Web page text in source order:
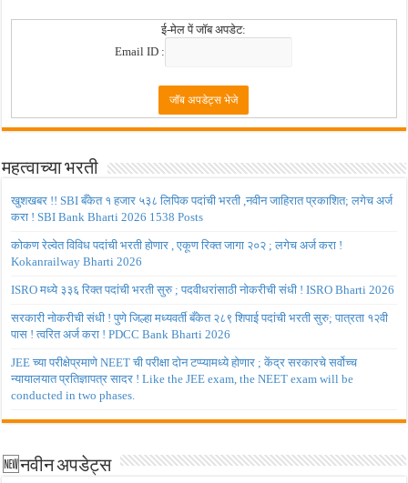
ई-मेल पें जॉब अपडेट:
Email ID :
महत्वाच्या भरती
खुशखबर !! SBI बँकेत १ हजार ५३८ लिपिक पदांची भरती ,नवीन जाहिरात प्रकाशित; लगेच अर्ज
करा ! SBI Bank Bharti 2026 1538 Posts
कोकण रेल्वेत विविध पदांची भरती होणार , एकूण रिक्त जागा २०२ ; लगेच अर्ज करा !
Kokanrailway Bharti 2026
ISRO मध्ये ३३६ रिक्त पदांची भरती सुरु ; पदवीधरांसाठी नोकरीची संधी ! ISRO Bharti 2026
सरकारी नोकरीची संधी ! पुणे जिल्हा मध्यवर्ती बँकेत २८९ शिपाई पदांची भरती सुरु; पात्रता १२वी
पास ! त्वरित अर्ज करा ! PDCC Bank Bharti 2026
JEE च्या परीक्षेप्रमाणे NEET ची परीक्षा दोन टप्प्यामध्ये होणार ; केंद्र सरकारचे सर्वोच्च
न्यायालयात प्रतिज्ञापत्र सादर ! Like the JEE exam, the NEET exam will be
conducted in two phases.
🆕नवीन अपडेट्स